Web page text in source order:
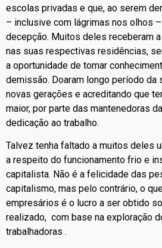
escolas privadas e que, ao serem
– inclusive com lágrimas nos olhos
decepção. Muitos deles receberam
nas suas respectivas residências,
a oportunidade de tomar
demissão. Doaram longo período da
novas gerações e acreditando que
maior, por parte das mantenedoras
dedicação ao trabalho.
Talvez tenha faltado a muitos deles
a respeito do funcionamento frio e
capitalista. Não é a felicidade das
capitalismo, mas pelo contrário, o
empresários é o lucro a ser obtido
realizado, com base na exploração
trabalhadoras .